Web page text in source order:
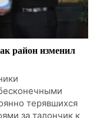
район изменил
терявшихся
за талончик к